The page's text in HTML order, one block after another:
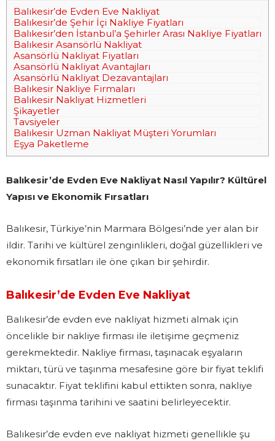
Balıkesir’de Evden Eve Nakliyat
Balıkesir’de Şehir İçi Nakliye Fiyatları
Balıkesir’den İstanbul’a Şehirler Arası Nakliye Fiyatları
Balıkesir Asansörlü Nakliyat
Asansörlü Nakliyat Fiyatları
Asansörlü Nakliyat Avantajları
Asansörlü Nakliyat Dezavantajları
Balıkesir Nakliye Firmaları
Balıkesir Nakliyat Hizmetleri
Şikayetler
Tavsiyeler
Balıkesir Uzman Nakliyat Müşteri Yorumları
Eşya Paketleme
Balıkesir’de Evden Eve Nakliyat Nasıl Yapılır? Kültürel
Yapısı ve Ekonomik Fırsatları
Balıkesir, Türkiye’nin Marmara Bölgesi’nde yer alan bir
ildir. Tarihi ve kültürel zenginlikleri, doğal güzellikleri ve
ekonomik fırsatları ile öne çıkan bir şehirdir.
Balıkesir’de Evden Eve Nakliyat
Balıkesir’de evden eve nakliyat hizmeti almak için
öncelikle bir nakliye firması ile iletişime geçmeniz
gerekmektedir. Nakliye firması, taşınacak eşyaların
miktarı, türü ve taşınma mesafesine göre bir fiyat teklifi
sunacaktır. Fiyat teklifini kabul ettikten sonra, nakliye
firması taşınma tarihini ve saatini belirleyecektir.
Balıkesir’de evden eve nakliyat hizmeti genellikle şu